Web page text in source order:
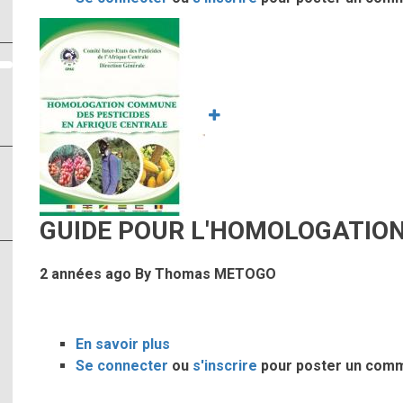
de
la
ordinaire
d’homologation
des
pesticides
en
Afrique
Centrale
Image
GUIDE POUR
2 années ago By Thomas METOGO
En savoir plus
GUIDE
Se connecter ou s'inscrire pour poster un